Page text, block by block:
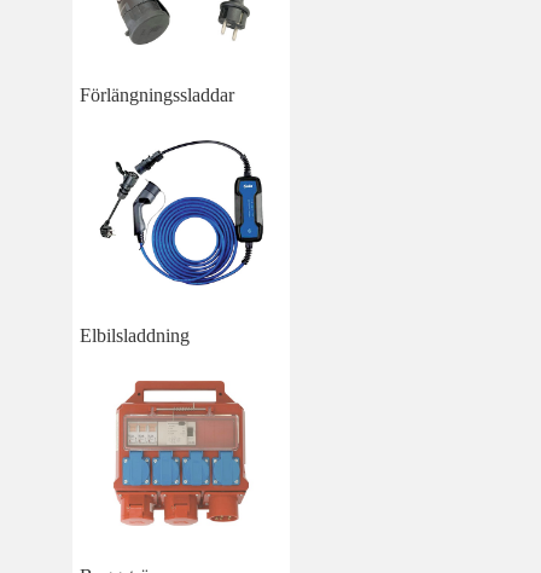
Förlängningssladdar
Elbilsladdning